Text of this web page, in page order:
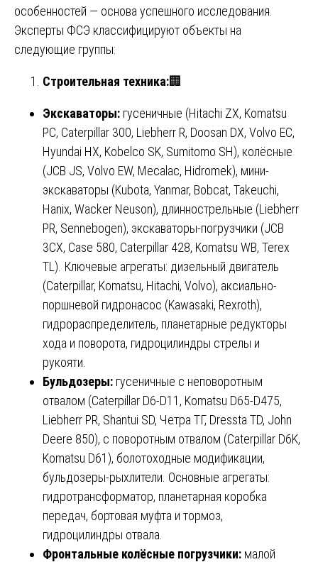
особенностей — основа успешного исследования.
Эксперты ФСЭ классифицируют объекты на
следующие группы:
Строительная техника:🏢
Экскаваторы: гусеничные (Hitachi ZX, Komatsu
PC, Caterpillar 300, Liebherr R, Doosan DX, Volvo EC,
Hyundai HX, Kobelco SK, Sumitomo SH), колёсные
(JCB JS, Volvo EW, Mecalac, Hidromek), мини-
экскаваторы (Kubota, Yanmar, Bobcat, Takeuchi,
Hanix, Wacker Neuson), длиннострельные (Liebherr
PR, Sennebogen), экскаваторы-погрузчики (JCB
3CX, Case 580, Caterpillar 428, Komatsu WB, Terex
TL). Ключевые агрегаты: дизельный двигатель
(Caterpillar, Komatsu, Hitachi, Volvo), аксиально-
поршневой гидронасос (Kawasaki, Rexroth),
гидрораспределитель, планетарные редукторы
хода и поворота, гидроцилиндры стрелы и
рукояти.
Бульдозеры: гусеничные с неповоротным
отвалом (Caterpillar D6-D11, Komatsu D65-D475,
Liebherr PR, Shantui SD, Четра ТГ, Dressta TD, John
Deere 850), с поворотным отвалом (Caterpillar D6K,
Komatsu D61), болотоходные модификации,
бульдозеры-рыхлители. Основные агрегаты:
гидротрансформатор, планетарная коробка
передач, бортовая муфта и тормоз,
гидроцилиндры отвала.
Фронтальные колёсные погрузчики: малой